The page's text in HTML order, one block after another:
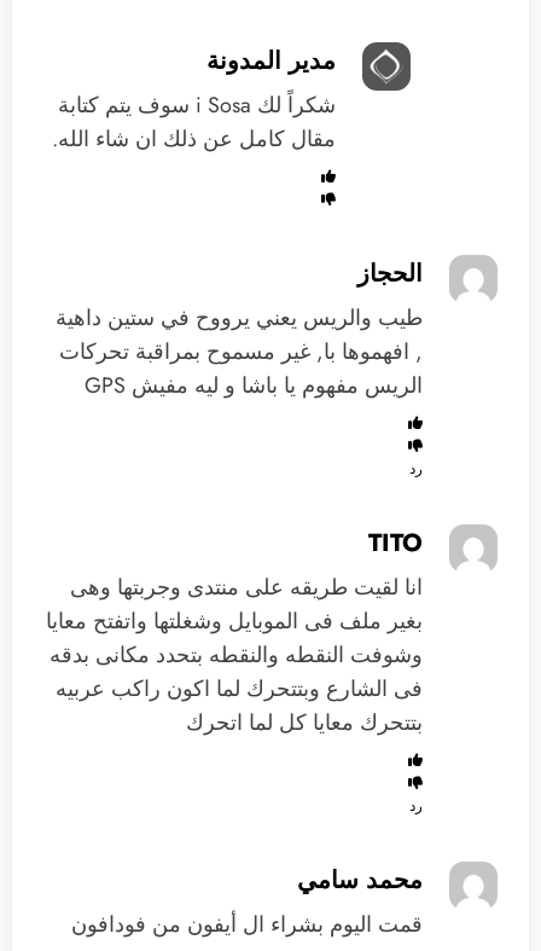
مدير المدونة
شكراً لك i Sosa سوف يتم كتابة
مقال كامل عن ذلك ان شاء الله.
الحجاز
طيب والريس يعني يرووح في ستين داهية
, افهموها با, غير مسموح بمراقبة تحركات
الريس مفهوم يا باشا و ليه مفيش GPS
رد
TITO
انا لقيت طريقه على منتدى وجربتها وهى
بغير ملف فى الموبايل وشغلتها واتفتح معايا
وشوفت النقطه والنقطه بتحدد مكانى بدقه
فى الشارع وبتتحرك لما اكون راكب عربيه
بتتحرك معايا كل لما اتحرك
رد
محمد سامي
قمت اليوم بشراء ال أيفون من فودافون